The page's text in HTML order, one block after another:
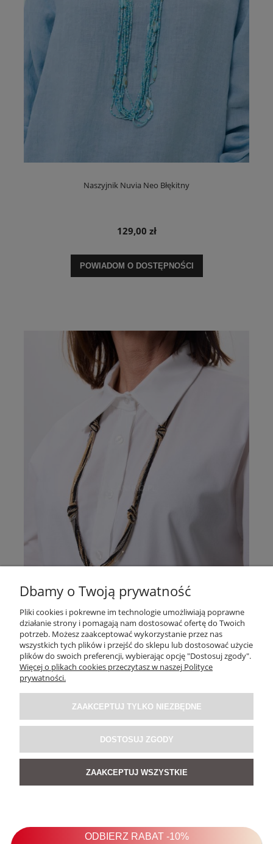
Naszyjnik Nuvia Neo Błękitny
129,00 zł
POWIADOM O DOSTĘPNOŚCI
Naszyjnik Fold w Kolorze Czarno-Złoto-Srebrnym
Dbamy o Twoją prywatność
Pliki cookies i pokrewne im technologie umożliwiają poprawne
działanie strony i pomagają nam dostosować ofertę do Twoich
potrzeb. Możesz zaakceptować wykorzystanie przez nas
wszystkich tych plików i przejść do sklepu lub dostosować użycie
plików do swoich preferencji, wybierając opcję "Dostosuj zgody".
Więcej o plikach cookies przeczytasz w naszej Polityce
prywatności.
ZAAKCEPTUJ TYLKO NIEZBĘDNE
DOSTOSUJ ZGODY
ZAAKCEPTUJ WSZYSTKIE